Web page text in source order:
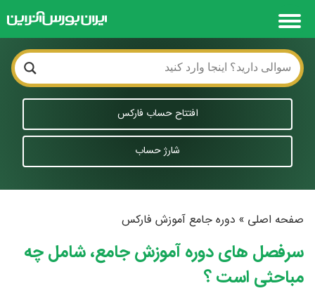
افتتاح حساب فارکس
شارژ حساب
صفحه اصلی » دوره جامع آموزش فارکس
سرفصل های دوره آموزش جامع، شامل چه
مباحثی است ؟